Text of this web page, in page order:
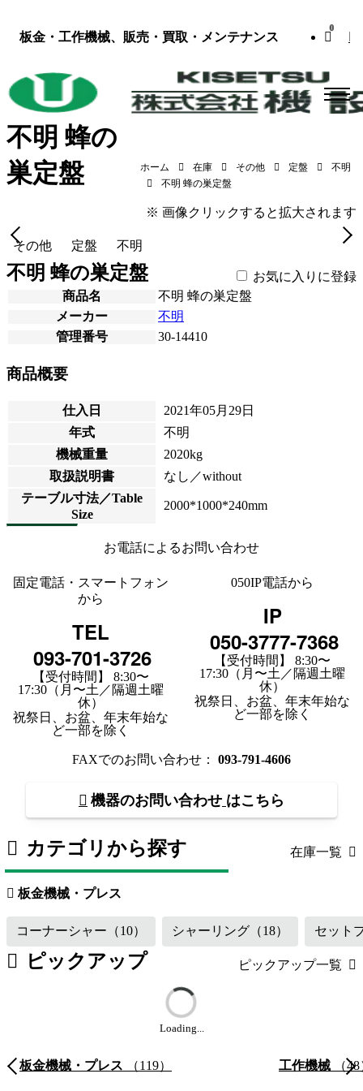
板金・工作機械、販売・買取・メンテナンス
0
不明 蜂の
巣定盤
ホーム 在庫 その他 定盤
不明
不明 蜂の巣定盤
※ 画像クリックすると拡大されます
その他 定盤 不明
不明 蜂の巣定盤
お気に入りに登録
商品名
不明 蜂の巣定盤
メーカー
不明
管理番号
30-14410
商品概要
仕入日
2021年05月29日
年式
不明
機械重量
2020kg
取扱説明書
なし／without
テーブル寸法／Table
Size
2000*1000*240mm
お電話によるお問い合わせ
固定電話・スマートフォン
から
TEL
093-701-3726
【受付時間】 8:30〜
17:30（月〜土／隔週土曜
休）
祝祭日、お盆、年末年始な
ど一部を除く
050IP電話から
IP
050-3777-7368
【受付時間】 8:30〜
17:30（月〜土／隔週土曜
休）
祝祭日、お盆、年末年始な
ど一部を除く
FAXでのお問い合わせ： 093-791-4606
機器のお問い合わせ はこちら
カテゴリから探す 在庫一覧
板金機械・プレス 工作機械
板金機械・プレス
コーナーシャー （10） シャーリング （18） セット
ピックアップ ピックアップ一覧
Loading...
板金機械・プレス （119） 工作機械 （